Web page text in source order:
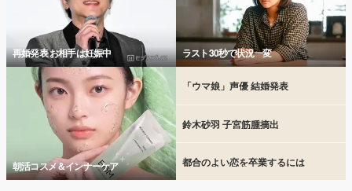
再婚発表 お相手は妊娠中 ラスト30秒で状況一変
朝活コスメ＆インナーケア
「ウマ娘」声優 結婚発表
鈴木砂羽 子宮筋腫摘出
都合のよい恋を卒業するには